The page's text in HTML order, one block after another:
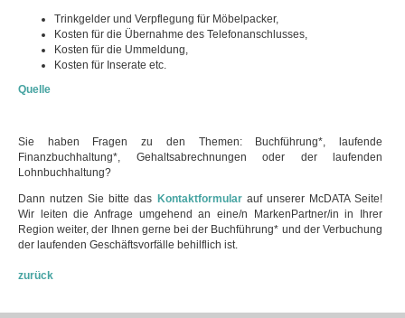
Trinkgelder und Verpflegung für Möbelpacker,
Kosten für die Übernahme des Telefonanschlusses,
Kosten für die Ummeldung,
Kosten für Inserate etc.
Quelle
Sie haben Fragen zu den Themen: Buchführung*, laufende
Finanzbuchhaltung*, Gehaltsabrechnungen oder der laufenden
Lohnbuchhaltung?
Dann nutzen Sie bitte das Kontaktformularauf unserer McDATA Seite!
Wir leiten die Anfrage umgehend an eine/n MarkenPartner/in in Ihrer
Region weiter, der Ihnen gerne bei der Buchführung* und der Verbuchung
der laufenden Geschäftsvorfälle behilflich ist.
zurück